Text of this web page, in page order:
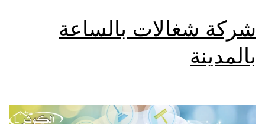
شركة شغالات بالساعة
بالمدينة